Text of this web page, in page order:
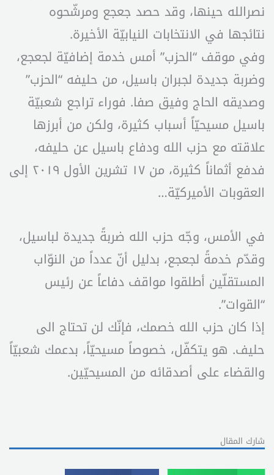
نصرالله حينها، وقد حصد جعجع ومرشّحوه
نتائجها في الانتخابات النيابيّة الأخيرة.
وفي موقف “الحزب” أمس خدمة إضافيّة لجعجع،
وضربة جديدة لجبران باسيل، من حليفه “الحزب”
وصديقه الحاج وفيق صفا. فوراء تراجع شعبيّة
باسيل مسيحيّاً أسباب كثيرة، ولكن من أبرزها
علاقته مع حزب الله ودفاع باسيل عن حليفه،
فدفع أثماناً كثيرة، من ١٧ تشرين الأول ٢٠١٩ إلى
العقوبات الأميركيّة…
في الأمس، وجّه حزب الله ضربةً جديدة لباسيل،
وقدّم خدمةً لجعجع، بدليل أنّ عدداً من النوّاب
المستقلّين أطلقوا مواقف دفاعاً عن رئيس
“القوات”.
إذا كان حزب الله خصمك، فإنّك لن تحتاج الى
حليف. هو يتكفّل، خصوصاً مسيحيّاً، بدعمك شعبيّاً
والقضاء على أصدقائه من المسيحيّين.
شارك المقال